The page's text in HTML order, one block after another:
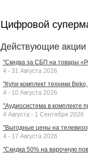
Цифровой
Действующие акции
"Скидка за СБП на товары
4 - 31 Августа 2026
"Купи комплект техники
4 - 10 Августа 2026
"Аудиосистема в комплекте
4 Августа - 1 Сентября 2026
"Выгодные цены на
4 - 17 Августа 2026
"Скидка 50% на варочную